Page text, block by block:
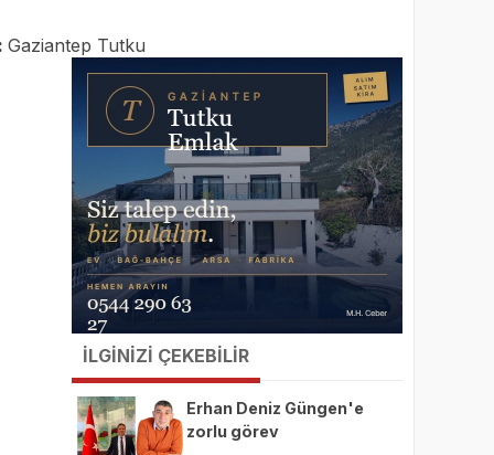
Gaziantep Tutku
İLGİNİZİ ÇEKEBİLİR
Erhan Deniz Güngen'e
zorlu görev